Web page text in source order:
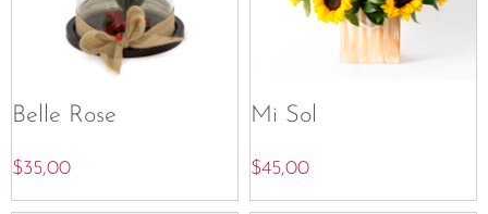
Belle Rose
$35,00
Mi Sol
$45,00